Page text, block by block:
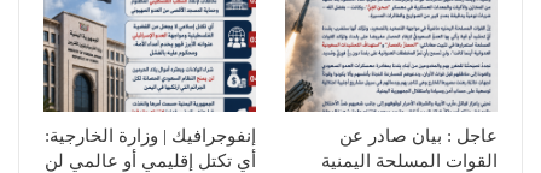
عاجل : بيان صادر عن
القوات المسلحة اليمنية
إنفوجرافيك | وزارة الخارجية:
أي تكتل إقليمي أو عالمي لن